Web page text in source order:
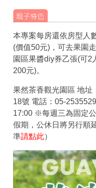
本專案每房還依房型人
(價值50元)，可去果園
園區果醬diy券乙張(可2
200元)。
果然茶香觀光園區 地址
18號 電話：05-
17:00 ※每週三為固定
假期，公休日將另行順
準請點此）